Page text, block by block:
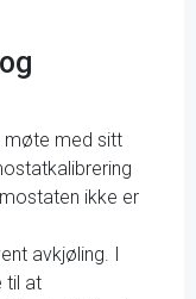
møte med sitt
ikke er
avkjøling. I
til at